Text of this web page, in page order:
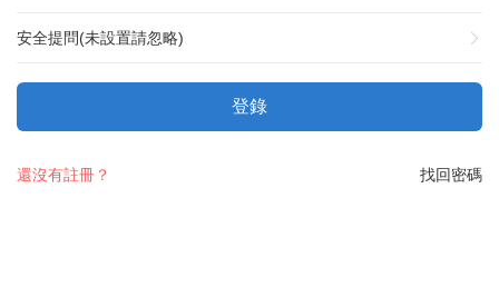
安全提問(未設置請忽略)
登錄
找回密碼
還沒有註冊？